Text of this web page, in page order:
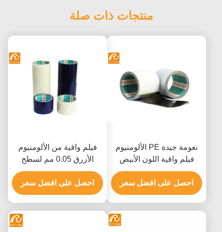
منتجات ذات صلة
نعومة جيدة PE الألومنيوم
فيلم واقية اللون الأبيض
والأسود
احصل على افضل سعر
فيلم واقية من الألومنيوم
الأزرق 0.05 مم لسطح
الصفائح المعدنية
احصل على افضل سعر